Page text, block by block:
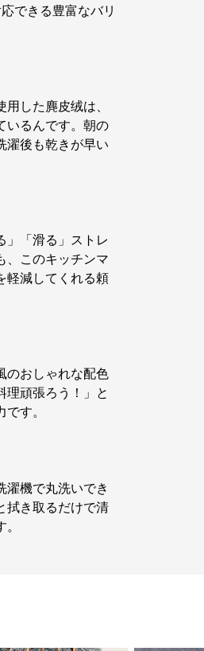
できる豊富なバリ
した麂皮绒は、
いるんです。朝の
濯後も乾きが早い
」「滑る」ストレ
、このキッチンマ
軽減してくれる頼
のおしゃれな配色
理頑張ろう！」と
す。
濯機で丸洗いでき
拭き取るだけで清